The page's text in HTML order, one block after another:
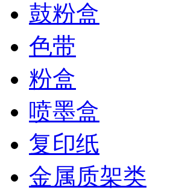
鼓粉盒
色带
粉盒
喷墨盒
复印纸
金属质架类